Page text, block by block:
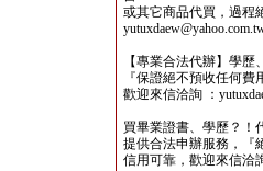
或其它商品代買，過程
【專業合法代辦】學
『保證絕不預收任何
歡迎來信洽詢 ：
買畢業證書、學歷？！
提供合法申辦服務，『
信用可靠，歡迎來信洽